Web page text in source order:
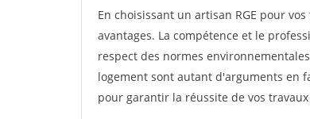
En choisissant un artisan RGE pour
avantages. La compétence et le
respect des normes
logement sont autant d'arguments en
pour garantir la réussite de vos